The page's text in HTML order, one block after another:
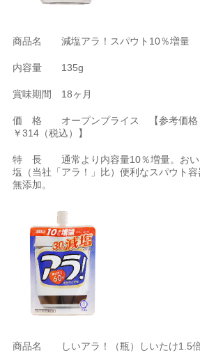
商品名 減塩アラ！スパウト10％増量
内容量 135g
賞味期間 18ヶ月
価 格 オープンプライス 【参考価格
￥314（税込）】
特 長 通常より内容量10％増量。おい
塩（当社「アラ！」比）便利なスパウト
無添加。
商品名 しいアラ！（瓶）しいたけ1.5